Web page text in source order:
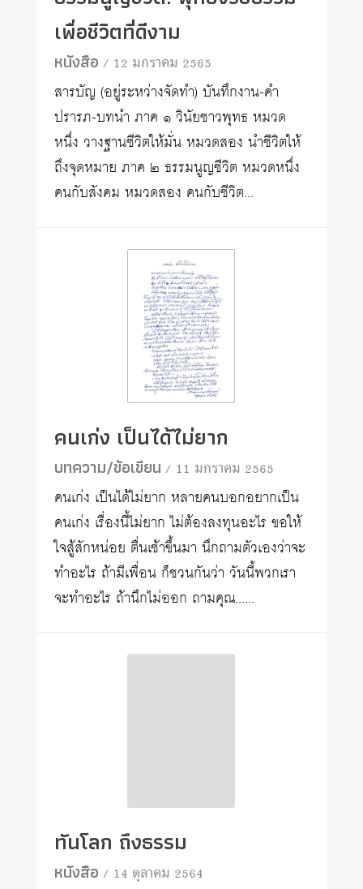
เพื่อชีวิตที่ดีงาม
หนังสือ/ 12 มกราคม 2565
สารบัญ (อยู่ระหว่างจัดทำ) บันทึกงาน-คำ
ปรารภ-บทนำ ภาค ๑ วินัยชาวพุทธ หมวด
หนึ่ง วางฐานชีวิตให้มั่น หมวดสอง นำชีวิตให้
ถึงจุดหมาย ภาค ๒ ธรรมนูญชีวิต หมวดหนึ่ง
คนกับสังคม หมวดสอง คนกับชีวิต...
คนเก่ง เป็นได้ไม่ยาก
บทความ/ข้อเขียน/ 11 มกราคม 2565
คนเก่ง เป็นได้ไม่ยาก หลายคนบอกอยากเป็น
คนเก่ง เรื่องนี้ไม่ยาก ไม่ต้องลงทุนอะไร ขอให้
ใจสู้สักหน่อย ตื่นเช้าขึ้นมา นึกถามตัวเองว่าจะ
ทำอะไร ถ้ามีเพื่อน ก็ชวนกันว่า วันนี้พวกเรา
จะทำอะไร ถ้านึกไม่ออก ถามคุณ......
ทันโลก ถึงธรรม
หนังสือ/ 14 ตุลาคม 2564